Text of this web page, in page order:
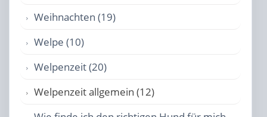
Weihnachten (19)
Welpe (10)
Welpenzeit (20)
Welpenzeit allgemein (12)